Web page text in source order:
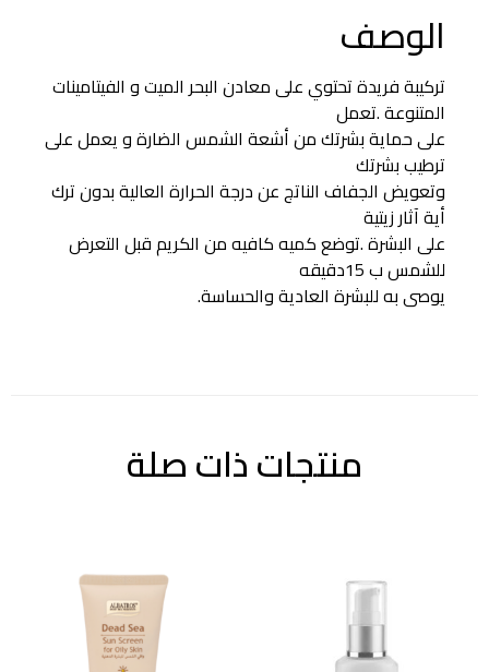
الوصف
تركيبة فريدة تحتوي على معادن البحر الميت و الفيتامينات
المتنوعة .تعمل
على حماية بشرتك من أشعة الشمس الضارة و يعمل على
ترطيب بشرتك
وتعويض الجفاف الناتج عن درجة الحرارة العالية بدون ترك
أية آثار زيتية
على البشرة .توضع كميه كافيه من الكريم قبل التعرض
للشمس ب 15دقيقه
يوصى به للبشرة العادية والحساسة.
منتجات ذات صلة